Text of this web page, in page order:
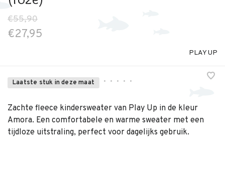
€55,90
€27,95
PLAY UP
Laatste stuk in deze maat • • • • •
Zachte fleece kindersweater van Play Up in de kleur
Amora. Een comfortabele en warme sweater met een
tijdloze uitstraling, perfect voor dagelijks gebruik.